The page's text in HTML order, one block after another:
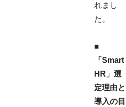
れまし
た。
■
「Smart
HR」選
定理由と
導入の目